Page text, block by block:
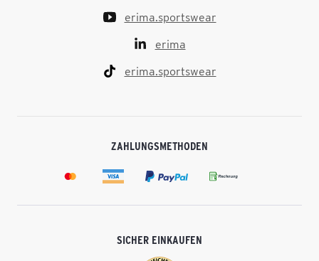
erima.sportswear
erima
erima.sportswear
ZAHLUNGSMETHODEN
SICHER EINKAUFEN